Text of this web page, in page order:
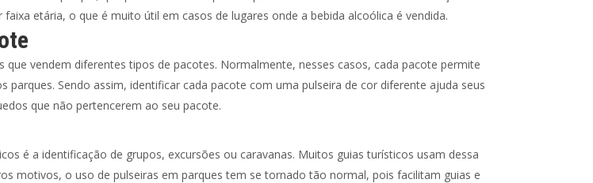
etária, o que é muito útil em casos de lugares onde a bebida alcoólica é vendida.
vendem diferentes tipos de pacotes. Normalmente, nesses casos, cada pacote permite
Sendo assim, identificar cada pacote com uma pulseira de cor diferente ajuda seus
que não pertencerem ao seu pacote.
é a identificação de grupos, excursões ou caravanas. Muitos guias turísticos usam dessa
motivos, o uso de pulseiras em parques tem se tornado tão normal, pois facilitam guias e